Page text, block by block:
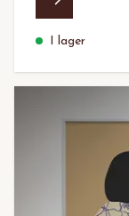
I lager